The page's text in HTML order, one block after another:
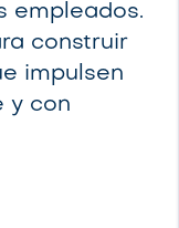
empleados.
construir
impulsen
y con